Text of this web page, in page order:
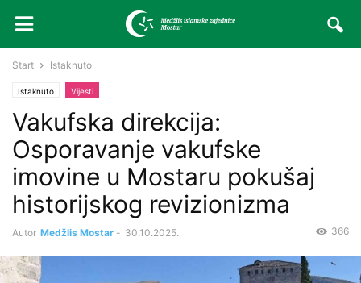
Start Istaknuto
Istaknuto Vijesti
Vakufska direkcija:
Osporavanje vakufske
imovine u Mostaru pokušaj
historijskog revizionizma
Autor Medžlis Mostar - 30.10.2025. 366